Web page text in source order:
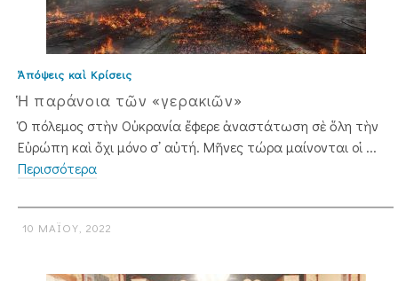
Ἀπόψεις καὶ Κρίσεις
Ἡ παράνοια τῶν «γερακιῶν»
Ὁ πόλεμος στὴν Οὐκρανία ἔφερε ἀναστάτωση σὲ ὅλη τὴν
Εὐρώπη καὶ ὄχι μόνο σ᾿ αὐτή. Μῆνες τώρα μαίνονται οἱ ...
Περισσότερα
10 ΜΑΪ́ΟΥ, 2022